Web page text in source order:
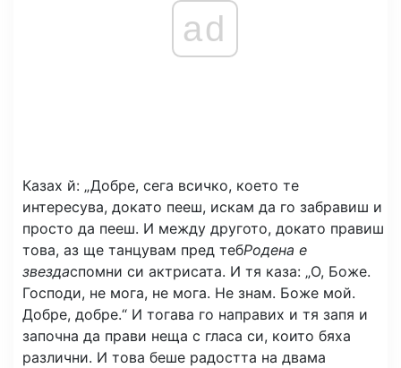
ad
Казах й: „Добре, сега всичко, което те
интересува, докато пееш, искам да го забравиш и
просто да пееш. И между другото, докато правиш
това, аз ще танцувам пред тебРодена е
звездаспомни си актрисата. И тя каза: „О, Боже.
Господи, не мога, не мога. Не знам. Боже мой.
Добре, добре.“ И тогава го направих и тя запя и
започна да прави неща с гласа си, които бяха
различни. И това беше радостта на двама